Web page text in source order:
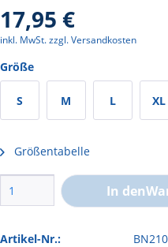
17,95 €
inkl. MwSt.zzgl. Versandkosten
Größe
S M L XL
Größentabelle
In den
Artikel-Nr.: